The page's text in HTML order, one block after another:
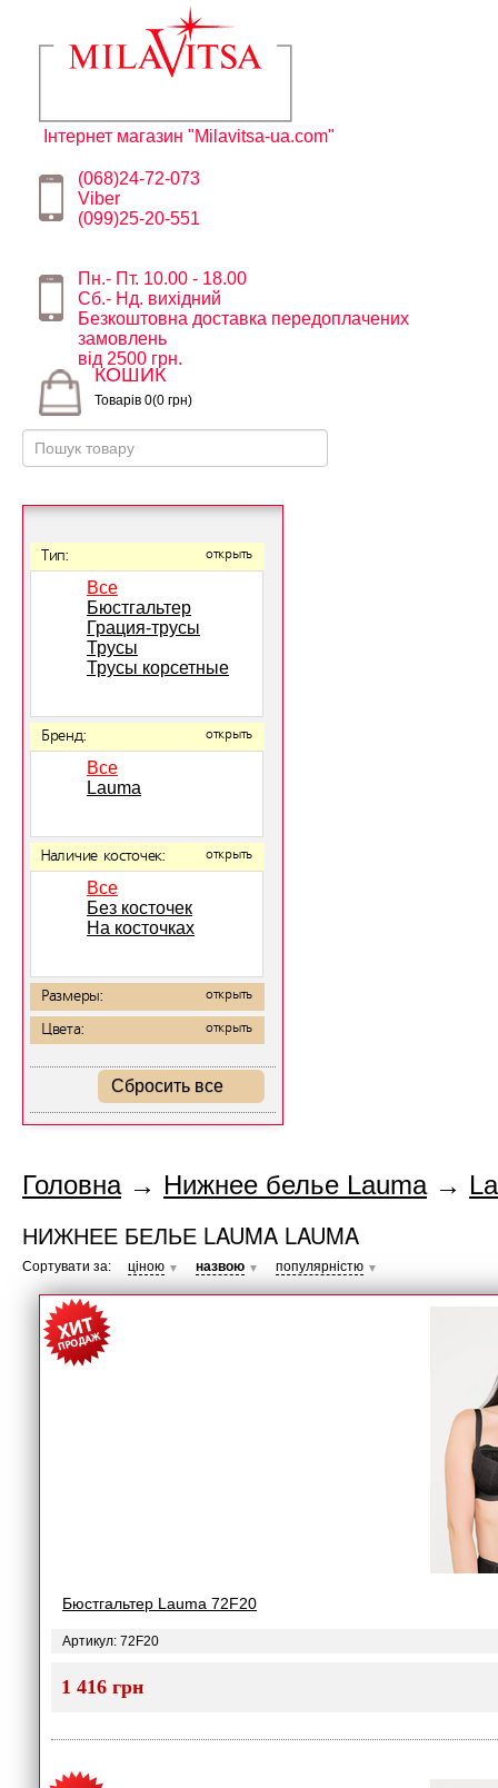
Інтернет магазин "Milavitsa-ua.com"
(068)24-72-073
Viber
(099)25-20-551
Пн.- Пт. 10.00 - 18.00
Сб.- Нд. вихідний
Безкоштовна доставка передоплачених
замовлень
від 2500 грн.
КОШИК
Товарів 0(0 грн)
Тип: открыть
Все
Бюстгальтер
Грация-трусы
Трусы
Трусы корсетные
Бренд: открыть
Все
Lauma
Наличие косточек: открыть
Все
Без косточек
На косточках
Размеры: открыть
Цвета: открыть
Сбросить все
Головна→ Нижнее белье Lauma→
НИЖНЕЕ БЕЛЬЕ LAUMA LAUMA
Сортувати за: ціною ▼ назвою ▼ популярністю ▼
Бюстгальтер Lauma 72F20
Артикул: 72F20
1 416 грн